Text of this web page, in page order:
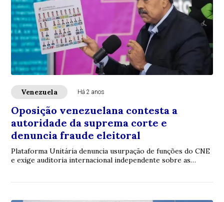
Venezuela Há 2 anos
Oposição venezuelana contesta a
autoridade da suprema corte e
denuncia fraude eleitoral
Plataforma Unitária denuncia usurpação de funções do CNE
e exige auditoria internacional independente sobre as